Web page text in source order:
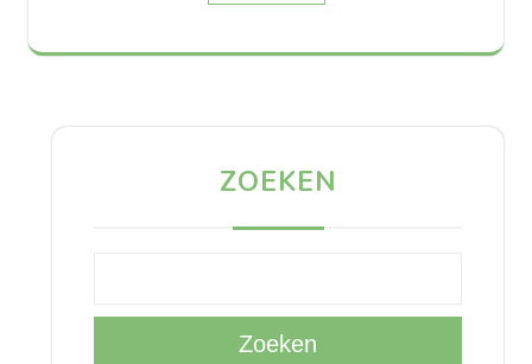
ZOEKEN
Zoeken